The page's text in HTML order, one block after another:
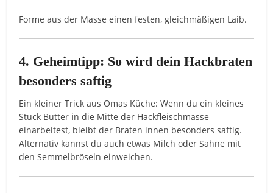
Forme aus der Masse einen festen, gleichmäßigen Laib.
4. Geheimtipp: So wird dein Hackbraten
besonders saftig
Ein kleiner Trick aus Omas Küche: Wenn du ein kleines
Stück Butter in die Mitte der Hackfleischmasse
einarbeitest, bleibt der Braten innen besonders saftig.
Alternativ kannst du auch etwas Milch oder Sahne mit
den Semmelbröseln einweichen.